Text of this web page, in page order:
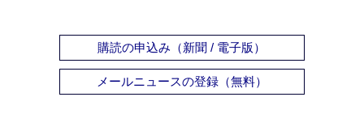
購読の申込み（新聞 / 電子版）
メールニュースの登録（無料）